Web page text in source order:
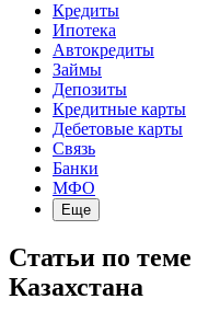
Кредиты
Ипотека
Автокредиты
Займы
Депозиты
Кредитные карты
Дебетовые карты
Связь
Банки
МФО
Еще
Статьи по теме
Казахстана